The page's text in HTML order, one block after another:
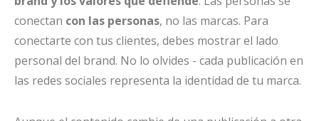
conectan con las personas, no las marcas. Para
conectarte con tus clientes, debes mostrar el lado
personal del brand. No lo olvides - cada publicación en
las redes sociales representa la identidad de tu marca.